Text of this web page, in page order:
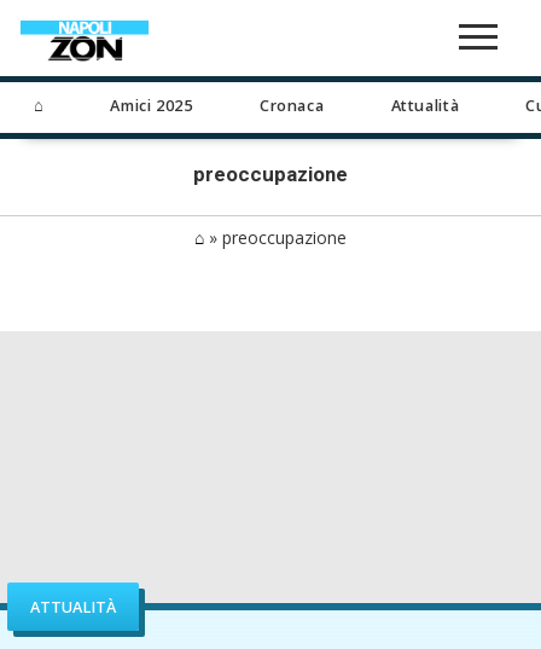
⌂ Amici 2025 Cronaca Attualità
preoccupazione
⌂ » preoccupazione
ATTUALITÀ